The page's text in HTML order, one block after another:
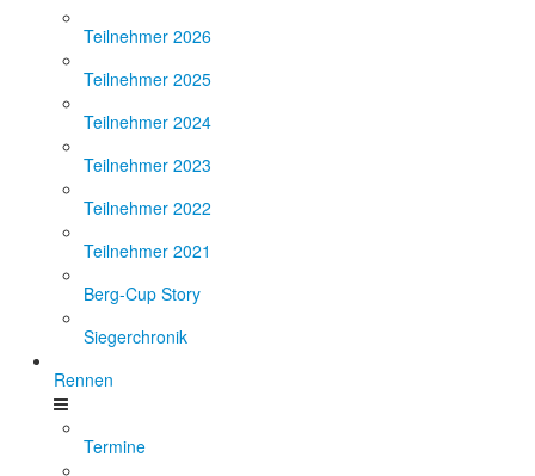
Teilnehmer 2026
Teilnehmer 2025
Teilnehmer 2024
Teilnehmer 2023
Teilnehmer 2022
Teilnehmer 2021
Berg-Cup Story
Siegerchronik
Rennen
Termine